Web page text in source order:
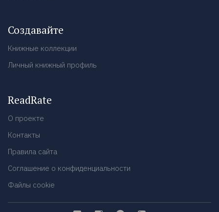
Создавайте
Книжные коллекции
Личный книжный профиль
ReadRate
О проекте
Контакты
Правила сайта
Соглашение о конфиденциальности
Файлы cookie